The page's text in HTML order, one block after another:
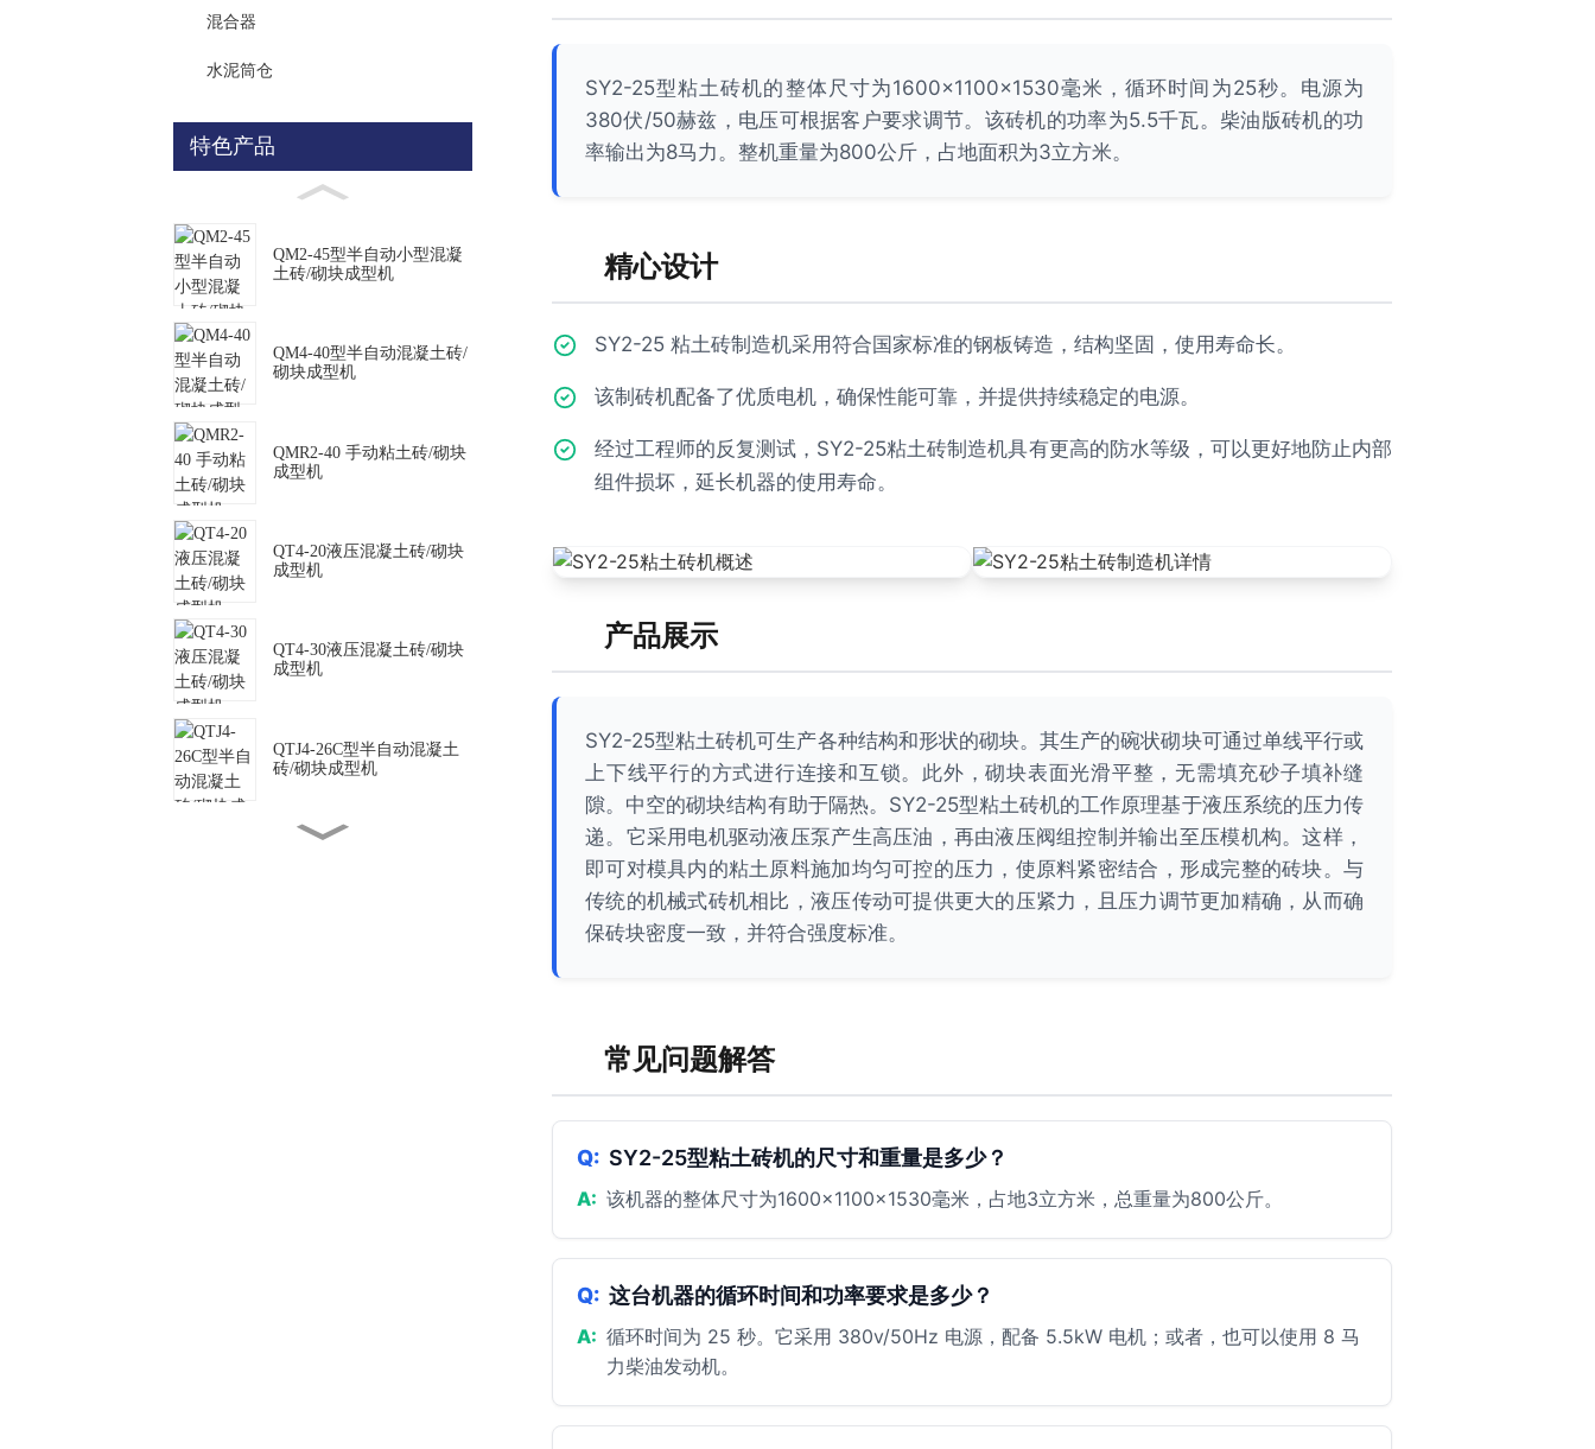
混合器
水泥筒仓
特色产品
QM2-45型半自动小型混凝
土砖/砌块成型机
QM4-40型半自动混凝土砖/
砌块成型机
QMR2-40 手动粘土砖/砌块
成型机
QT4-20液压混凝土砖/砌块
成型机
QT4-30液压混凝土砖/砌块
成型机
QTJ4-26C型半自动混凝土
砖/砌块成型机
SY2-25型粘土砖机的整体尺寸为1600×1100×1530毫米，循环时间为25秒。电源为
380伏/50赫兹，电压可根据客户要求调节。该砖机的功率为5.5千瓦。柴油版砖机的功
率输出为8马力。整机重量为800公斤，占地面积为3立方米。
精心设计
SY2-25 粘土砖制造机采用符合国家标准的钢板铸造，结构坚固，使用寿命长。
该制砖机配备了优质电机，确保性能可靠，并提供持续稳定的电源。
经过工程师的反复测试，SY2-25粘土砖制造机具有更高的防水等级，可以更好地防止内部
组件损坏，延长机器的使用寿命。
产品展示
SY2-25型粘土砖机可生产各种结构和形状的砌块。其生产的碗状砌块可通过单线平行或
上下线平行的方式进行连接和互锁。此外，砌块表面光滑平整，无需填充砂子填补缝
隙。中空的砌块结构有助于隔热。SY2-25型粘土砖机的工作原理基于液压系统的压力传
递。它采用电机驱动液压泵产生高压油，再由液压阀组控制并输出至压模机构。这样，
即可对模具内的粘土原料施加均匀可控的压力，使原料紧密结合，形成完整的砖块。与
传统的机械式砖机相比，液压传动可提供更大的压紧力，且压力调节更加精确，从而确
保砖块密度一致，并符合强度标准。
常见问题解答
SY2-25型粘土砖机的尺寸和重量是多少？
该机器的整体尺寸为1600×1100×1530毫米，占地3立方米，总重量为800公斤。
这台机器的循环时间和功率要求是多少？
循环时间为 25 秒。它采用 380v/50Hz 电源，配备 5.5kW 电机；或者，也可以使用 8 马
力柴油发动机。